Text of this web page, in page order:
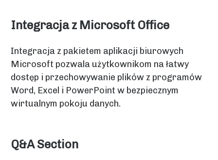
Integracja z Microsoft Office
Integracja z pakietem aplikacji biurowych
Microsoft pozwala użytkownikom na łatwy
dostęp i przechowywanie plików z programów
Word, Excel i PowerPoint w bezpiecznym
wirtualnym pokoju danych.
Q&A Section